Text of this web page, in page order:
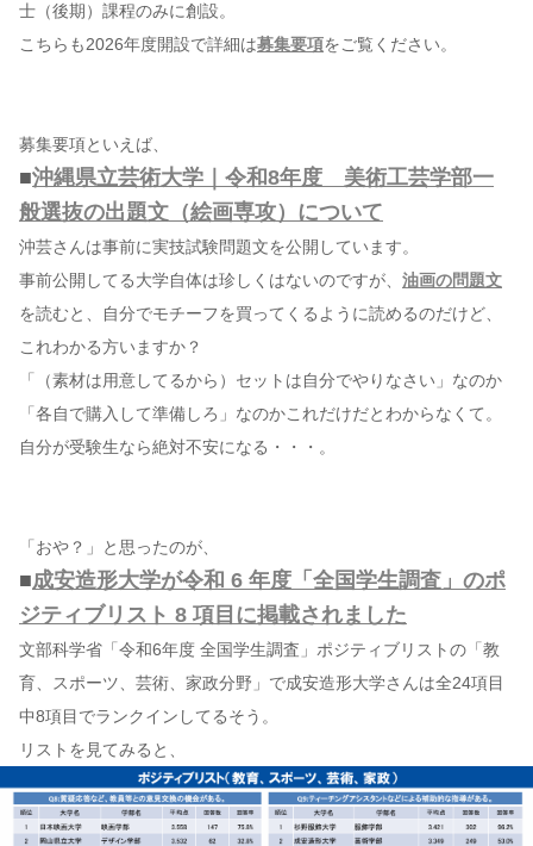
士（後期）課程のみに創設。
こちらも2026年度開設で詳細は募集要項をご覧ください。
募集要項といえば、
■沖縄県立芸術大学｜令和8年度 美術工芸学部一
般選抜の出題文（絵画専攻）について
沖芸さんは事前に実技試験問題文を公開しています。
事前公開してる大学自体は珍しくはないのですが、 油画の問題文
を読むと、自分でモチーフを買ってくるように読めるのだけど、
これわかる方いますか？
「（素材は用意してるから）セットは自分でやりなさい」なのか
「各自で購入して準備しろ」なのかこれだけだとわからなくて。
自分が受験生なら絶対不安になる・・・。
「おや？」と思ったのが、
■成安造形大学が令和 6 年度「全国学生調査」のポ
ジティブリスト 8 項目に掲載されました
文部科学省「令和6年度 全国学生調査」ポジティブリストの「教
育、スポーツ、芸術、家政分野」で成安造形大学さんは全24項目
中8項目でランクインしてるそう。
リストを見てみると、